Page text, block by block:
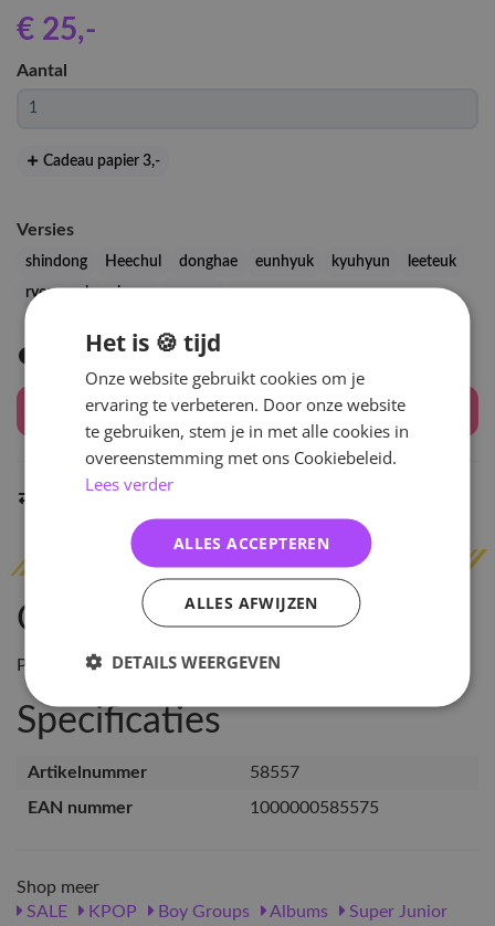
€ 25,-
Aantal
Cadeau papier 3,-
Versies
shindong Heechul donghae eunhyuk kyuhyun
leeteuk
ryeowook
siwon yesung
Levertijd: 2-3 weken
Houd mij op de hoogte
Omschrijving
Please note: this item does not include an actual CD!!
Specificaties
Artikelnummer
58557
EAN nummer
1000000585575
Shop meer
SALE
KPOP Boy Groups Albums
Super Junior
Het is 🍪 tijd
Onze website gebruikt cookies om je
ervaring te verbeteren. Door onze website
te gebruiken, stem je in met alle cookies in
overeenstemming met ons Cookiebeleid.
Lees verder
ALLES ACCEPTEREN
ALLES AFWIJZEN
DETAILS WEERGEVEN